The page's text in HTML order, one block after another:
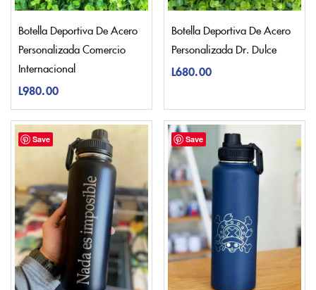
Botella Deportiva De Acero
Personalizada Comercio
Internacional
L980.00
Botella Deportiva De Acero
Personalizada Dr. Dulce
L680.00
Save Save